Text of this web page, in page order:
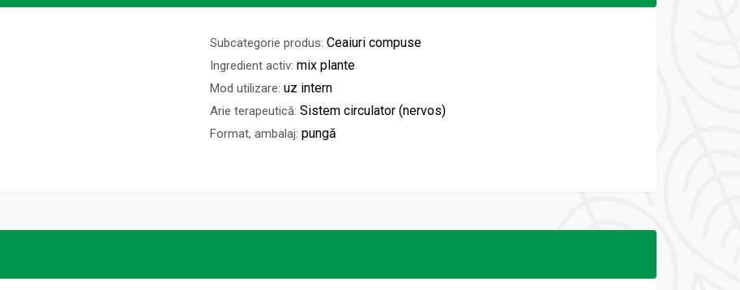
Subcategorie produs: Ceaiuri compuse
Ingredient activ: mix plante
Mod utilizare: uz intern
Arie terapeutică: Sistem circulator (nervos)
Format, ambalaj: pungă